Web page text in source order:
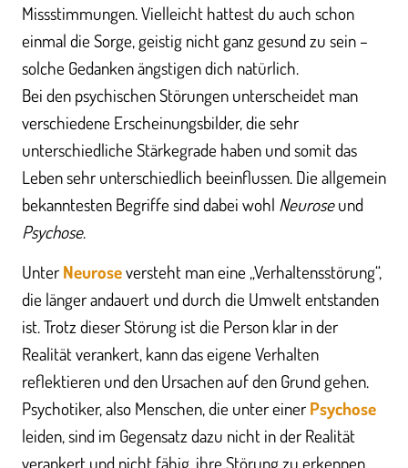
Missstimmungen. Vielleicht hattest du auch schon
einmal die Sorge, geistig nicht ganz gesund zu sein –
solche Gedanken ängstigen dich natürlich.
Bei den psychischen Störungen unterscheidet man
verschiedene Erscheinungsbilder, die sehr
unterschiedliche Stärkegrade haben und somit das
Leben sehr unterschiedlich beeinflussen. Die allgemein
bekanntesten Begriffe sind dabei wohl Neuroseund
Psychose.
Unter Neuroseversteht man eine „Verhaltensstörung“,
die länger andauert und durch die Umwelt entstanden
ist. Trotz dieser Störung ist die Person klar in der
Realität verankert, kann das eigene Verhalten
reflektieren und den Ursachen auf den Grund gehen.
Psychotiker, also Menschen, die unter einer Psychose
leiden, sind im Gegensatz dazu nicht in der Realität
verankert und nicht fähig, ihre Störung zu erkennen.